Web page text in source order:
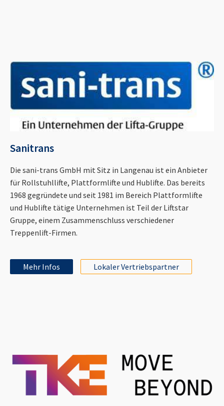
Sanitrans
Die sani-trans GmbH mit Sitz in Langenau ist ein Anbieter
für Rollstuhllifte, Plattformlifte und Hublifte. Das bereits
1968 gegründete und seit 1981 im Bereich Plattformlifte
und Hublifte tätige Unternehmen ist Teil der Liftstar
Gruppe, einem Zusammenschluss verschiedener
Treppenlift-Firmen.
Mehr Infos Lokaler Vertriebspartner